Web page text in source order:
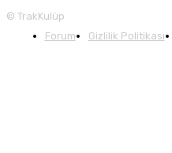
© TrakKulüp
Forum
Gizlilik Politikası